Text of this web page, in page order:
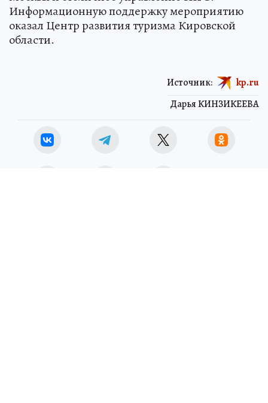
Информационную поддержку мероприятию
оказал Центр развития туризма Кировской
области.
Дарья КИНЗИКЕЕВА
Источник: kp.ru